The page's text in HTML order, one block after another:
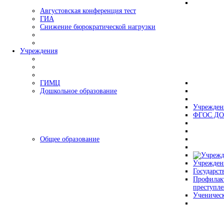
Августовская конференция тест
ГИА
Снижение бюрократической нагрузки
Учреждения
ГИМЦ
Дошкольное образование
ФГОС ДО
Общее образование